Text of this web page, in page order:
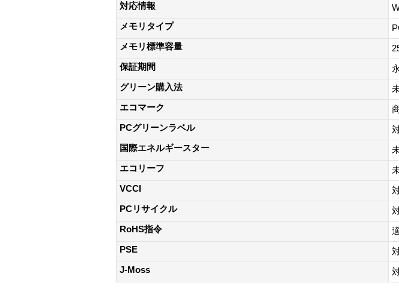
対応情報
メモリタイプ
メモリ標準容量
保証期間
グリーン購入法
エコマーク
PCグリーンラベル
国際エネルギースター
エコリーフ
VCCI
PCリサイクル
RoHS指令
PSE
J-Moss